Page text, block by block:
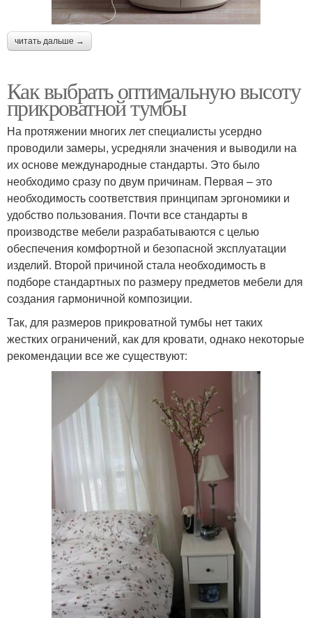
читать дальше →
Как выбрать оптимальную высоту
прикроватной тумбы
На протяжении многих лет специалисты усердно
проводили замеры, усредняли значения и выводили на
их основе международные стандарты. Это было
необходимо сразу по двум причинам. Первая – это
необходимость соответствия принципам эргономики и
удобство пользования. Почти все стандарты в
производстве мебели разрабатываются с целью
обеспечения комфортной и безопасной эксплуатации
изделий. Второй причиной стала необходимость в
подборе стандартных по размеру предметов мебели для
создания гармоничной композиции.
Так, для размеров прикроватной тумбы нет таких
жестких ограничений, как для кровати, однако некоторые
рекомендации все же существуют: